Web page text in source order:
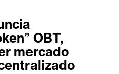
OBT,
mercado